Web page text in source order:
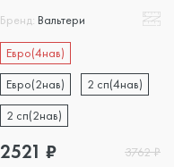
Бренд: Вальтери
Евро(4нав)
Евро(2нав)
2 сп(4нав)
2 сп(2нав)
2521 ₽ 3762₽